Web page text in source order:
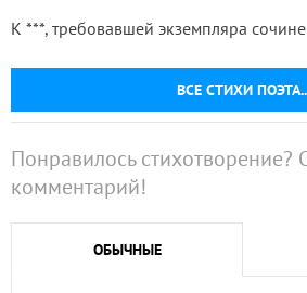
ВСЕ СТИХИ
К ***, требовавшей экземпляра
Понравилось стихотворение?
комментарий!
ОБЫЧНЫЕ